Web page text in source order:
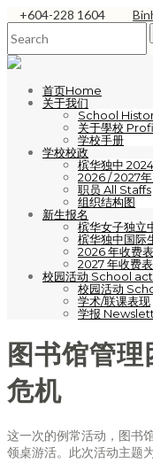
+604-228 1604
首页Home
关于我们
School
关于學校
学校手册
学校校政
槟华独中
2026 / 2027
职员 All Staffs
组织结构图
新生报名
槟华女子独立
槟华独中国际
2026 年收费表
2027 年收费表
校园活动 School
校园活动
学术/联课表现
学报
图书馆管
危机
这一次的例常活动，图书
领桌游活。此次活动主题